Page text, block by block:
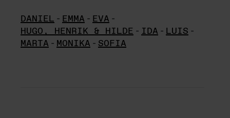
DANIEL - EMMA - EVA -
HUGO, HENRIK & HILDE - IDA - LUIS -
MARTA - MONIKA - SOFIA